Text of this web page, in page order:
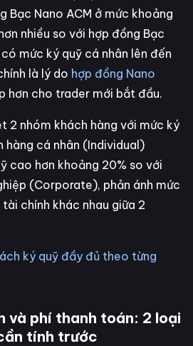
Bạc Nano ACM ở mức khoảng
nhiều so với hợp đồng Bạc
mức ký quỹ cá nhân lên đến
là lý do hợp đồng Nano
hơn cho trader mới bắt đầu.
2 nhóm khách hàng với mức ký
hàng cá nhân (Individual)
cao hơn khoảng 20% so với
(Corporate), phản ánh mức
chính khác nhau giữa 2
ký quỹ đầy đủ theo từng
và phí thanh toán: 2 loại
tính trước